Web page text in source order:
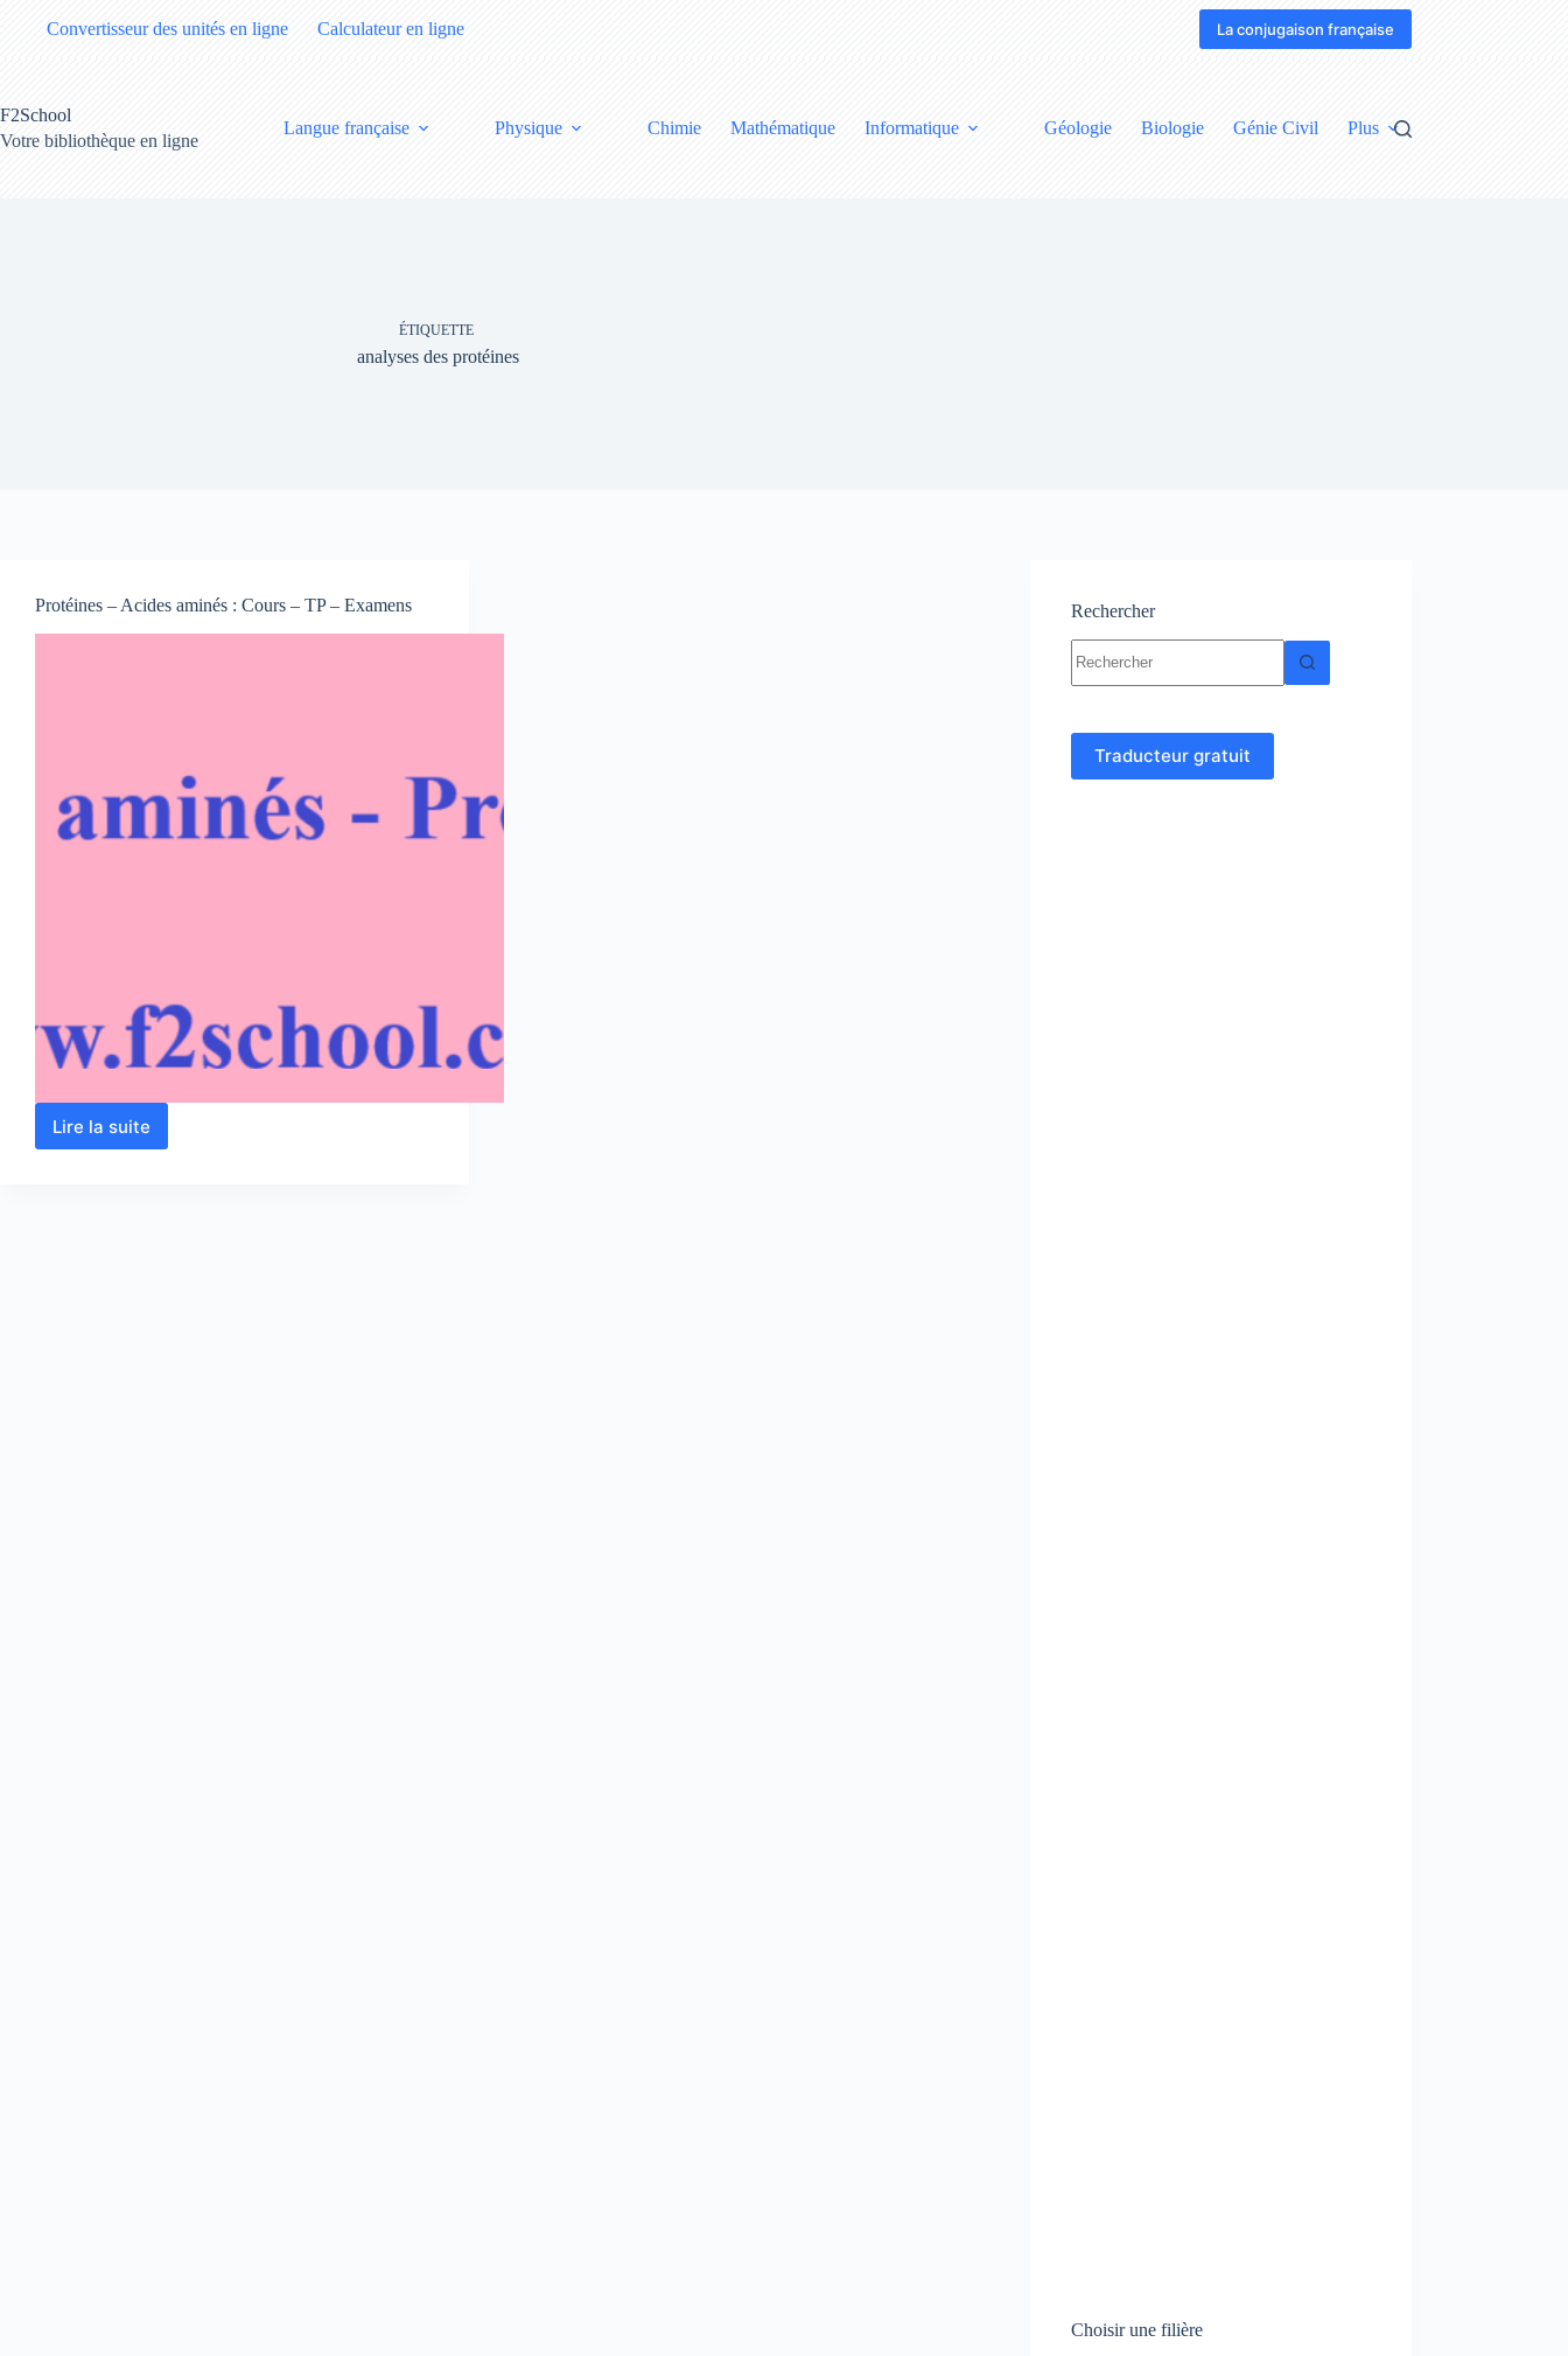
Convertisseur des unités en ligne Calculateur en ligne La conjugaison française
F2School
Votre bibliothèque en ligne
Langue française Physique Chimie Mathématique Informatique Géologie Biologie Génie Civil Plus
ÉTIQUETTE
analyses des protéines
Protéines – Acides aminés : Cours – TP – Examens
Lire la suite
Protéines
Rechercher
résultat
Traducteur gratuit
Choisir une filière